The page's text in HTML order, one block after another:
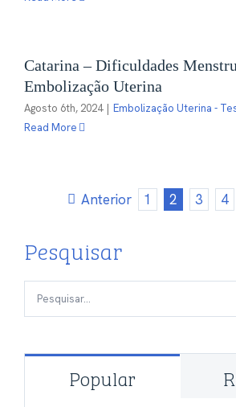
Catarina – Dificuldades
Embolização Uterina
Agosto 6th, 2024 | Embolização Uterina -
Read More
Anterior 1 2 3 4
Pesquisar
Popular